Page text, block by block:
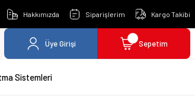
Hakkımızda Siparişlerim Kargo Takibi
Üye Girişi Sepetim
Sistemleri